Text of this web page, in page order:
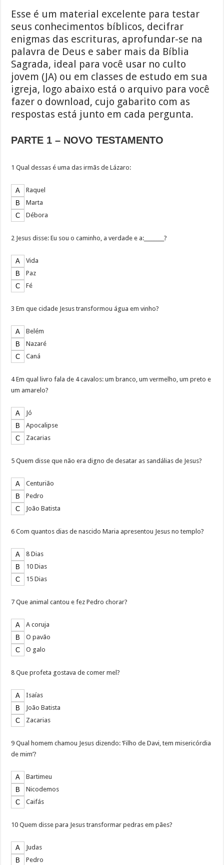
Esse é um material excelente para testar
seus conhecimentos bíblicos, decifrar
enigmas das escrituras, aprofundar-se na
palavra de Deus e saber mais da Bíblia
Sagrada, ideal para você usar no culto
jovem (JA) ou em classes de estudo em sua
igreja, logo abaixo está o arquivo para você
fazer o download, cujo gabarito com as
respostas está junto em cada pergunta.
PARTE 1 – NOVO TESTAMENTO
1 Qual dessas é uma das irmãs de Lázaro:
Raquel
Marta
Débora
2 Jesus disse: Eu sou o caminho, a verdade e a:________?
Vida
Paz
Fé
3 Em que cidade Jesus transformou água em vinho?
Belém
Nazaré
Caná
4 Em qual livro fala de 4 cavalos: um branco, um vermelho, um preto e
um amarelo?
Jó
Apocalipse
Zacarias
5 Quem disse que não era digno de desatar as sandálias de Jesus?
Centurião
Pedro
João Batista
6 Com quantos dias de nascido Maria apresentou Jesus no templo?
8 Dias
10 Dias
15 Dias
7 Que animal cantou e fez Pedro chorar?
A coruja
O pavão
O galo
8 Que profeta gostava de comer mel?
Isaías
João Batista
Zacarias
9 Qual homem chamou Jesus dizendo: ‘Filho de Davi, tem misericórdia
de mim’?
Bartimeu
Nicodemos
Caifás
10 Quem disse para Jesus transformar pedras em pães?
Judas
Pedro